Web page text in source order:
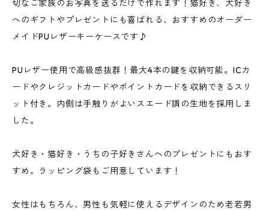
切なご家族のお写真を送るだけで作れます！猫好き、犬好き
へのギフトやプレゼントにも喜ばれる、おすすめのオーダー
メイドPUレザーキーケースです♪
PUレザー使用で高級感抜群！最大4本の鍵を収納可能。ICカ
ードやクレジットカードやポイントカードを収納できるスリ
ット付き。内側は手触りがよいスエード調の生地を採用しま
した。
犬好き・猫好き・うちの子好きさんへのプレゼントにもおす
すめ。ラッピング袋もご用意しています！
女性はもちろん、男性も気軽に使えるデザインのため老若男